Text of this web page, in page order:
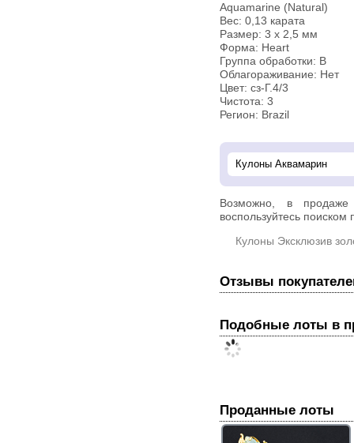
Aquamarine (Natural)
Вес: 0,13 карата
Размер: 3 х 2,5 мм
Форма: Heart
Группа обработки: В
Облагораживание: Нет
Цвет: сз-Г.4/3
Чистота: 3
Регион: Brazil
Возможно, в
воспользуйтесь поиском
Кулоны Эксклюзив
Отзывы
Подобные лоты в
Проданные лоты